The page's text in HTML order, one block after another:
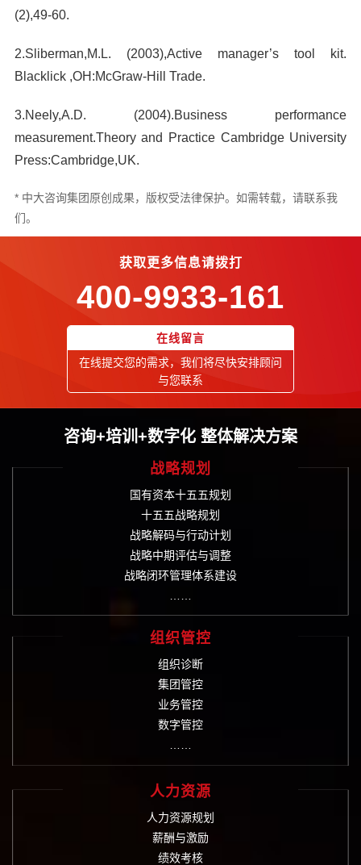
(2),49-60.
2.Sliberman,M.L. (2003),Active manager’s tool kit.
Blacklick ,OH:McGraw-Hill Trade.
3.Neely,A.D. (2004).Business performance
measurement.Theory and Practice Cambridge University
Press:Cambridge,UK.
* 中大咨询集团原创成果，版权受法律保护。如需转载，请联系我
们。
获取更多信息请拨打
400-9933-161
在线留言
在线提交您的需求，我们将尽快安排顾问
与您联系
咨询+培训+数字化 整体解决方案
战略规划
国有资本十五五规划
十五五战略规划
战略解码与行动计划
战略中期评估与调整
战略闭环管理体系建设
组织管控
组织诊断
集团管控
业务管控
数字管控
人力资源
人力资源规划
薪酬与激励
绩效考核